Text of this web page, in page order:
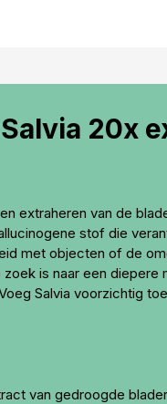
20x
extraheren van de
stof die
met objecten of de
is naar een
Salvia voorzichtig
van gedroogde